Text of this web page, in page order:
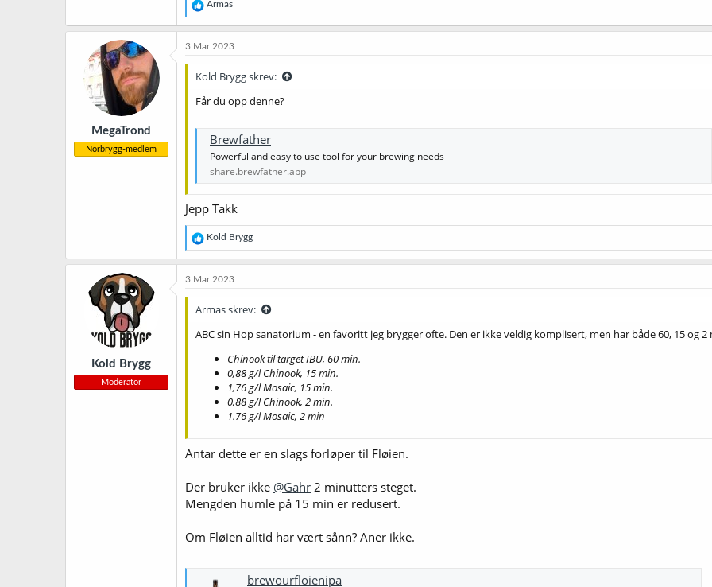
R
e
a
j
o
e
Armas
MegaTrond
Norbrygg-medlem
3 Mar 2023
Kold Brygg skrev:
Får du opp denne?
Brewfather
Powerful and easy to use tool for your brewing needs
share.brewfather.app
Jepp Takk
R
e
a
j
o
e
Kold Brygg
Kold Brygg
Moderator
3 Mar 2023
Armas skrev:
ABC sin Hop sanatorium - en favoritt jeg brygger ofte. Den er ikke veldig komplisert, men har både 60, 15 og
Chinook til target IBU, 60 min.
0,88 g/l Chinook, 15 min.
1,76 g/l Mosaic, 15 min.
0,88 g/l Chinook, 2 min.
1.76 g/l Mosaic, 2 min
Antar dette er en slags forløper til Fløien.
Der bruker ikke @Gahr 2 minutters steget.
Mengden humle på 15 min er redusert.
Om Fløien alltid har vært sånn? Aner ikke.
brewourfloienipa